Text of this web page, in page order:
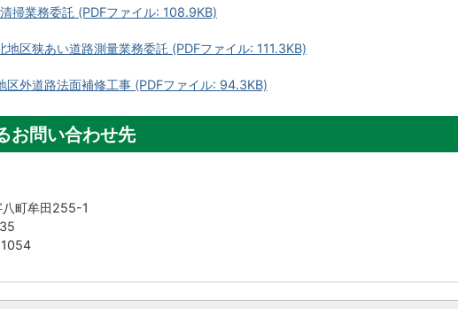
掃業務委託 (PDFファイル: 108.9KB)
地区狭あい道路測量業務委託 (PDFファイル: 111.3KB)
区外道路法面補修工事 (PDFファイル: 94.3KB)
お問い合わせ先
八町牟田255-1